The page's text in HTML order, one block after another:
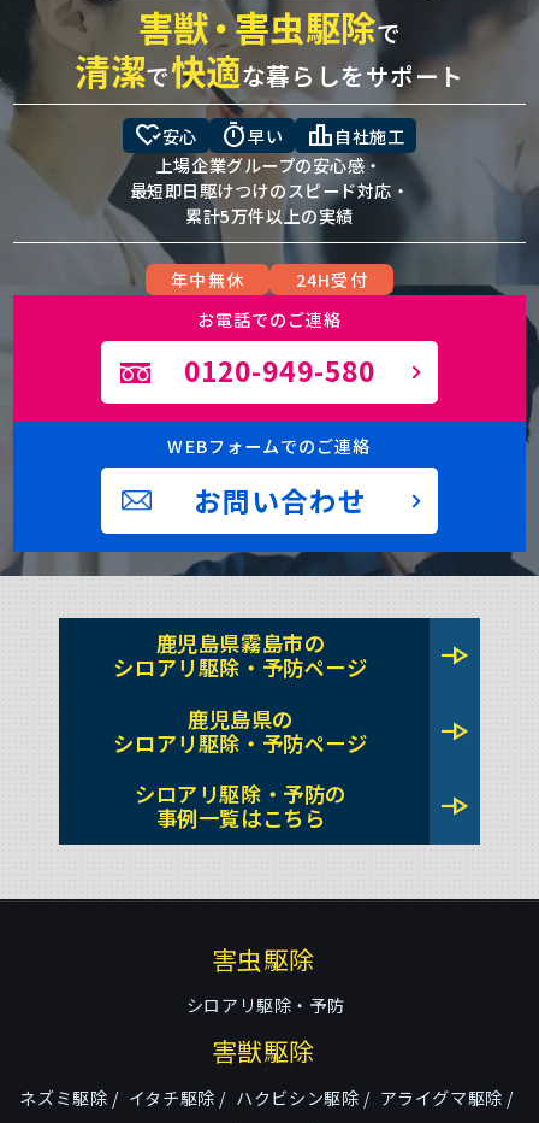
害獣・害虫駆除で
清潔で快適な暮らしをサポート
heart_check安心 timer早い leaderboard 自社施工
上場企業グループの安心感・
最短即日駆けつけのスピード対応・
累計5万件以上の実績
年中無休
24H受付
お電話でのご連絡
0120-949-580
WEBフォームでのご連絡
お問い合わせ
鹿児島県霧島市の
シロアリ駆除・予防ページ
line_end_arrow
鹿児島県の
シロアリ駆除・予防ページ
line_end_arrow
シロアリ駆除・予防の
事例一覧はこちら
line_end_arrow
害虫駆除
シロアリ駆除・予防
害獣駆除
ネズミ駆除 イタチ駆除 ハクビシン駆除
アライグマ駆除